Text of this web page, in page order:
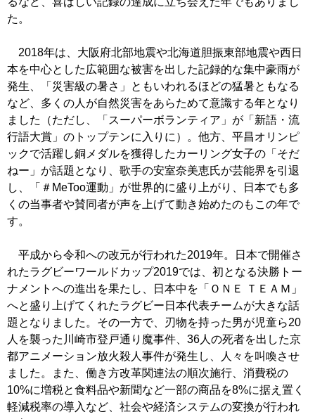
た。
2018年は、大阪府北部地震や北海道胆振東部地震や西日
本を中心とした広範囲な被害を出した記録的な集中豪雨が
発生、「災害級の暑さ」ともいわれるほどの猛暑ともなる
など、多くの人が自然災害をあらためて意識する年となり
ました（ただし、「スーパーボランティア」が「新語・流
行語大賞」のトップテンに入りに）。他方、平昌オリンピ
ックで活躍し銅メダルを獲得したカーリング女子の「そだ
ねー」が話題となり、歌手の安室奈美恵氏が芸能界を引退
し、「＃MeToo運動」が世界的に盛り上がり、日本でも多
くの当事者や賛同者が声を上げて動き始めたのもこの年で
す。
平成から令和への改元が行われた2019年。日本で開催さ
れたラグビーワールドカップ2019では、初となる決勝トー
ナメントへの進出を果たし、日本中を「ＯＮＥ ＴＥＡＭ」
へと盛り上げてくれたラグビー日本代表チームが大きな話
題となりました。その一方で、刃物を持った男が児童ら20
人を襲った川崎市登戸通り魔事件、36人の死者を出した京
都アニメーション放火殺人事件が発生し、人々を叫喚させ
ました。また、働き方改革関連法の順次施行、消費税の
10%に増税と食料品や新聞など一部の商品を8%に据え置く
軽減税率の導入など、社会や経済システムの変換が行われ